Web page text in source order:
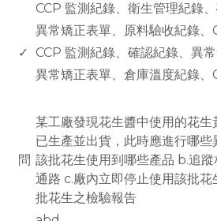
CCP 監測紀錄、衛生管理紀錄
異常矯正表單、原料驗收紀錄、
✓
CCP 監測紀錄、確認紀錄、異
異常矯正表單、倉庫溫度紀錄、
問
某工廠發現花生醬中使用的花
已生產並出貨，此時應進行哪些
該批花生使用到哪些產品 b.追
通路 c.廠內立即停止使用該批
批花生之檢驗報告